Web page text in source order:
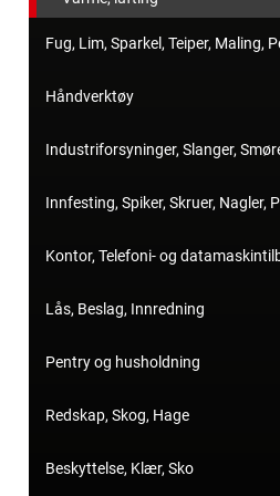
Fug, Lim, Sparkel, Teiper, Maling,
Håndverktøy
Industriforsyninger, Slanger,
Innfesting, Spiker, Skruer, Nagler,
Kontor, Telefoni- og
Lås, Beslag, Innredning
Pentry og husholdning
Redskap, Skog, Hage
Beskyttelse, Klær, Sko